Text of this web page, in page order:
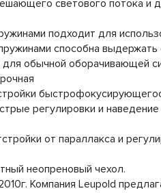
светового потока и
подходит для
способна выдержать
обычной оборачивающей
регулировки и наведение
от параллакса и
неопреновый чехол.
Компания Leupold